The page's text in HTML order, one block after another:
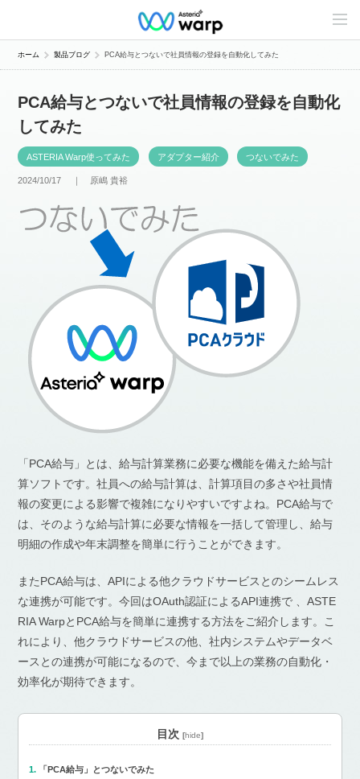
C
n
e
s
ホーム 製品ブログ PCA給与とつないで社員情報の登録を自動化してみた
PCA給与とつないで社員情報の登録を自動化
してみた
ASTERIA Warp使ってみた アダプター紹介 つないでみた
2024/10/17 ｜ 原嶋 貴裕
「PCA給与」とは、給与計算業務に必要な機能を備えた給与計
算ソフトです。社員への給与計算は、計算項目の多さや社員情
報の変更による影響で複雑になりやすいですよね。PCA給与で
は、そのような給与計算に必要な情報を一括して管理し、給与
明細の作成や年末調整を簡単に行うことができます。
またPCA給与は、APIによる他クラウドサービスとのシームレス
な連携が可能です。今回はOAuth認証によるAPI連携で 、ASTE
RIA WarpとPCA給与を簡単に連携する方法をご紹介します。こ
れにより、他クラウドサービスの他、社内システムやデータベ
ースとの連携が可能になるので、今まで以上の業務の自動化・
効率化が期待できます。
目次 [hide]
「PCA給与」とつないでみた